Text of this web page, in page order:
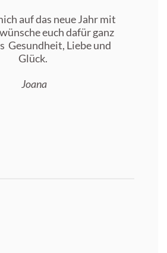
auf das neue Jahr mit
euch dafür ganz
Gesundheit, Liebe und
Glück.
Joana